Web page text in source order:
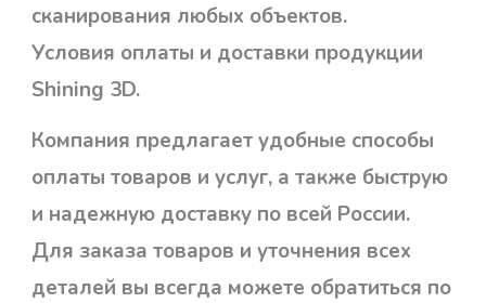
сканирования любых объектов.
Условия оплаты и доставки продукции
Shining 3D.
Компания предлагает удобные способы
оплаты товаров и услуг, а также быструю
и надежную доставку по всей России.
Для заказа товаров и уточнения всех
деталей вы всегда можете обратиться по